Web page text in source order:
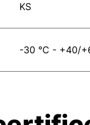
KS
-30 °C - +40/